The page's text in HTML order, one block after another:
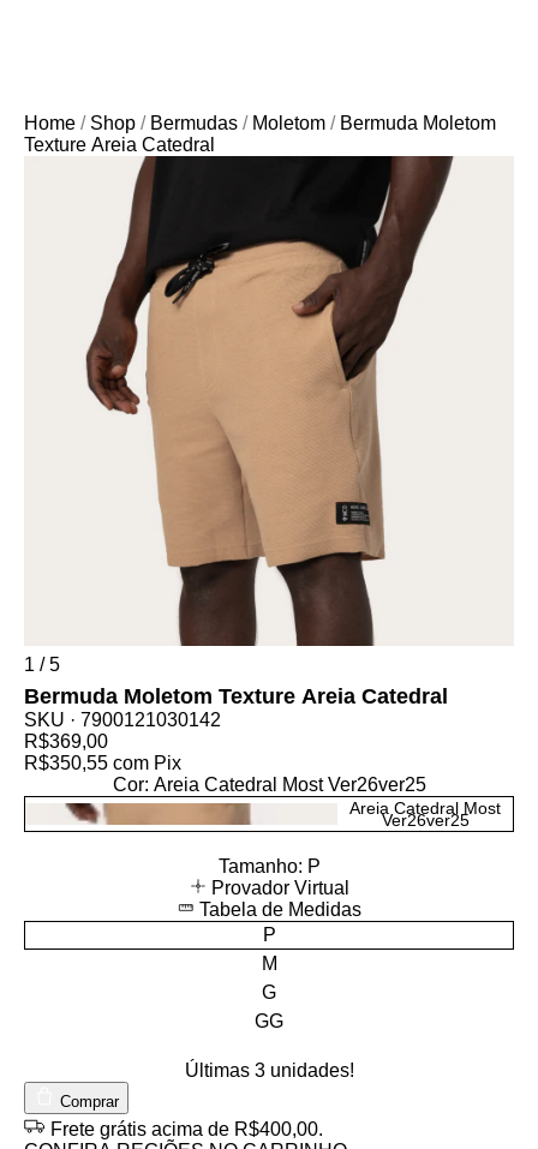
Home / Shop / Bermudas / Moletom / Bermuda Moletom
Texture Areia Catedral
1 /5
Bermuda Moletom Texture Areia Catedral
SKU · 7900121030142
R$369,00
R$350,55 com Pix
Cor: Areia Catedral Most Ver26ver25
Areia Catedral Most
Ver26ver25
Tamanho: P
Provador Virtual
Tabela de Medidas
P
M
G
GG
Últimas 3unidades!
Comprar
Frete grátis acima de R$400,00.